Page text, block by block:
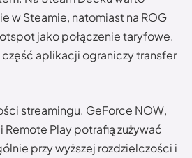
w Steamie, natomiast na ROG
jako połączenie taryfowe.
aplikacji ograniczy transfer
streamingu. GeForce NOW,
Remote Play potrafią zużywać
przy wyższej rozdzielczości i